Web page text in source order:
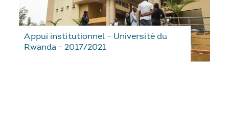
Appui institutionnel - Université du
Rwanda - 2017/2021